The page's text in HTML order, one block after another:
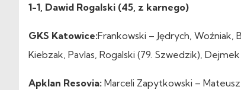
1-1, Dawid Rogalski (45, z karnego)
GKS Katowice:Frankowski – Jędrych, Woźniak,
Kiebzak, Pavlas, Rogalski (79. Szwedzik), Dejmek
Apklan Resovia: Marceli Zapytkowski –